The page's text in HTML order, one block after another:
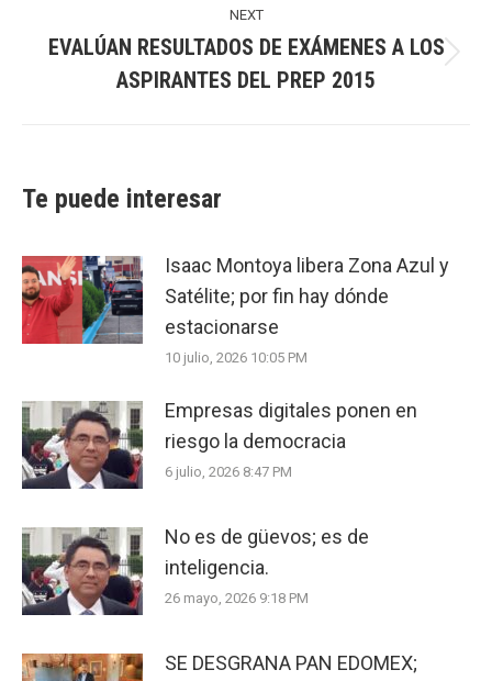
NEXT
post:
EVALÚAN RESULTADOS DE EXÁMENES A LOS
ASPIRANTES DEL PREP 2015
Te puede interesar
Isaac Montoya libera Zona Azul y
Satélite; por fin hay dónde
estacionarse
10 julio, 2026 10:05 PM
Empresas digitales ponen en
riesgo la democracia
6 julio, 2026 8:47 PM
No es de güevos; es de
inteligencia.
26 mayo, 2026 9:18 PM
SE DESGRANA PAN EDOMEX;